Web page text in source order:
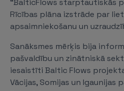
“BalticFlows starptautiskās
Rīcības plāna izstrāde par
apsaimniekošanu un
Sanāksmes mērķis bija
pašvaldību un zinātniskā
iesaistīti Baltic Flows
Vācijas, Somijas un Igaunijas